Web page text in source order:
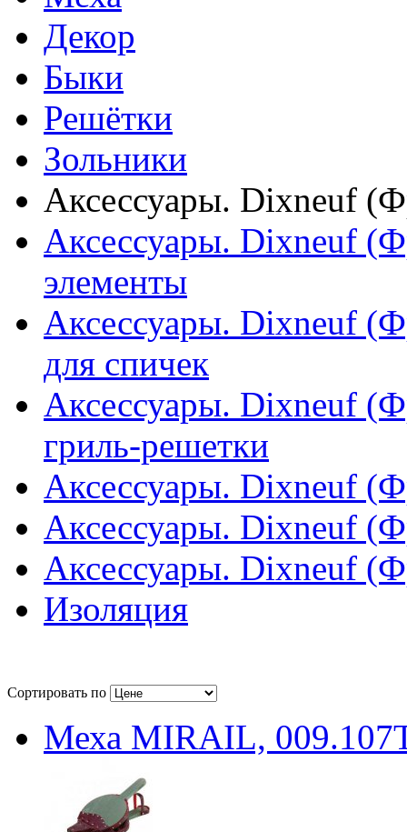
Декор
Быки
Решётки
Зольники
Аксессуары. Dixneuf
Аксессуары. Dixneuf
элементы
Аксессуары. Dixneuf
для спичек
Аксессуары. Dixneuf
гриль-решетки
Аксессуары. Dixneuf
Аксессуары. Dixneuf
Аксессуары. Dixneuf
Изоляция
Сортировать по
Меха MIRAIL,